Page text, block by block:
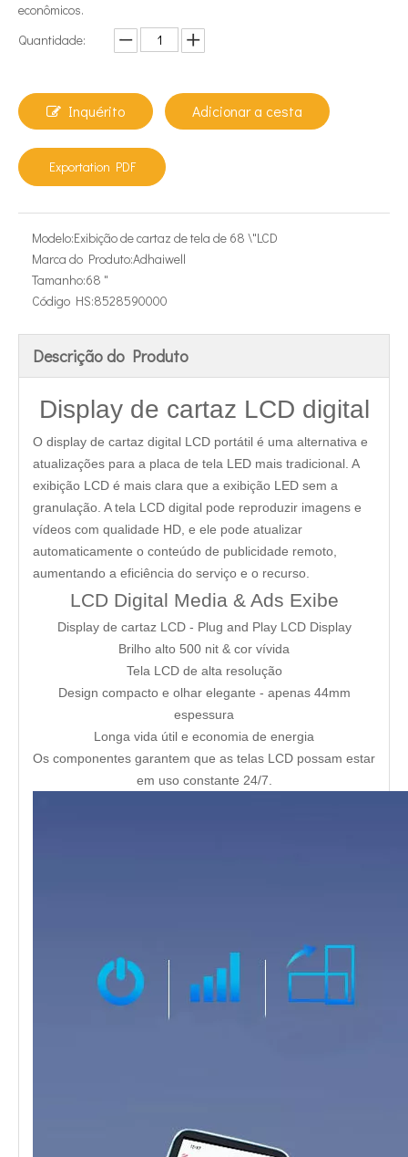
econômicos.
Quantidade:
Inquérito Adicionar a cesta
Exportation PDF
Modelo:Exibição de cartaz de tela de 68 \"LCD
Marca do Produto:Adhaiwell
Tamanho:68 "
Código HS:8528590000
Descrição do Produto
Display de cartaz LCD digital
O display de cartaz digital LCD portátil é uma alternativa e
atualizações para a placa de tela LED mais tradicional. A
exibição LCD é mais clara que a exibição LED sem a
granulação. A tela LCD digital pode reproduzir imagens e
vídeos com qualidade HD, e ele pode atualizar
automaticamente o conteúdo de publicidade remoto,
aumentando a eficiência do serviço e o recurso.
LCD Digital Media & Ads Exibe
Display de cartaz LCD - Plug and Play LCD Display
Brilho alto 500 nit & cor vívida
Tela LCD de alta resolução
Design compacto e olhar elegante - apenas 44mm
espessura
Longa vida útil e economia de energia
Os componentes garantem que as telas LCD possam estar
em uso constante 24/7.